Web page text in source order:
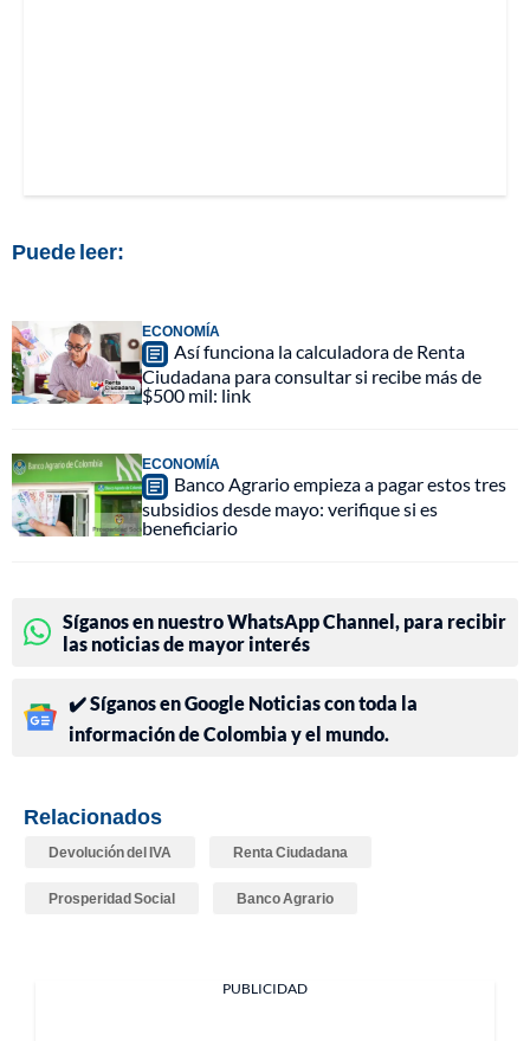
Puede leer:
ECONOMÍA
Así funciona la calculadora de Renta
Ciudadana para consultar si recibe más de
$500 mil: link
ECONOMÍA
Banco Agrario empieza a pagar estos tres
subsidios desde mayo: verifique si es
beneficiario
Síganos en nuestro WhatsApp Channel, para recibir
las noticias de mayor interés
✔️ Síganos en Google Noticias con toda la
información de Colombia y el mundo.
Relacionados
Devolución del IVA Renta Ciudadana
Prosperidad Social Banco Agrario
PUBLICIDAD